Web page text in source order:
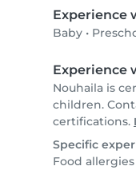
Experience
Baby •
Experience
Nouhaila is
children.
certifications.
Specific
Food allergies